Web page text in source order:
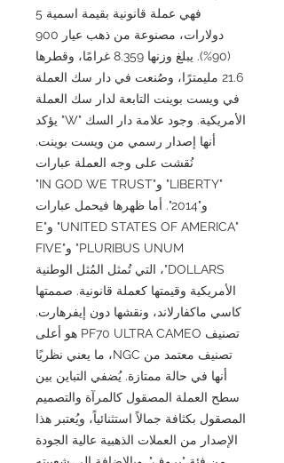
فهي عملة قانونية بقيمة اسمية 5
دولارات، مصنوعة من ذهب عيار 900
(90%). يبلغ وزنها 8.359 غرامًا، وقطرها
21.6 مليمترًا، وصُنعت في دار سك العملة
في ويست بوينت التابعة لدار سك العملة
الأمريكية. وجود علامة دار السك "W" يؤكد
أنها إصدار رسمي من ويست بوينت.
نُقشت على وجه العملة عبارات
"LIBERTY" و"IN GOD WE TRUST"
و"2014". أما ظهرها فيحمل عبارات
"UNITED STATES OF AMERICA" و"E
PLURIBUS UNUM" و"FIVE
DOLLARS"، التي تُمثل المُثل الوطنية
الأمريكية وقيمتها كعملة قانونية. صممتها
كاسي ماكفارلاند، ونقشها دون إيفرهارت.
تصنيف PF70 ULTRA CAMEO هو أعلى
تصنيف معتمد من NGC، ما يعني نظريًا
أنها في حالة ممتازة. يُضفي التباين بين
سطح العملة المصقول كالمرآة والتصميم
المصقول بكثافة جمالاً استثنائياً، ويُعتبر هذا
الإصدار من العملات الذهبية عالية الجودة